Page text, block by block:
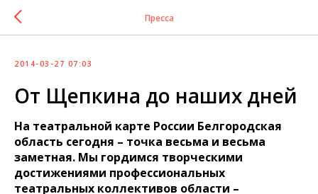
Пресса
2014-03-27 07:03
От Щепкина до наших дней
На театральной карте России Белгородская
область сегодня – точка весьма и весьма
заметная. Мы гордимся творческими
достижениями профессиональных
театральных коллективов области –